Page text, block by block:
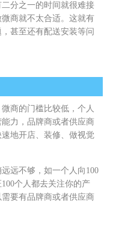
分之一的时间就很难接
商就不太合适。这就有
甚至还有配送安装等问
商的门槛比较低，个人
力，品牌商或者供应商
地开店、装修、做视觉
远不够，如一个人向100
个人都去关注你的产
要有品牌商或者供应商